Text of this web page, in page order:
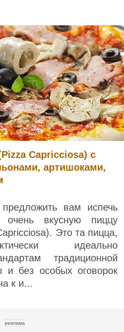
Capricciosa) с
артишоками,
вам испечь
вкусную пиццу
Это та пицца,
идеально
традиционной
и без особых оговорок
к и...
реклама